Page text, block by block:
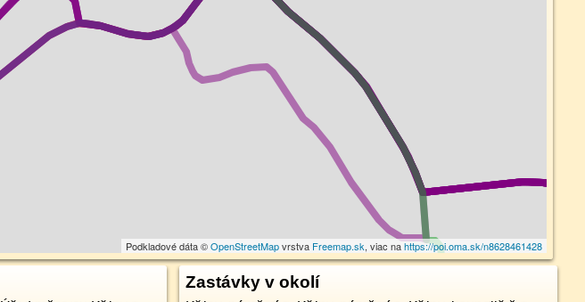
Podkladové dáta ©OpenStreetMapvrstva Freemap.sk, viac nahttps://poi.oma.sk/n8628461428
Zastávky v okolí